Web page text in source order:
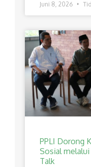
Juni 8, 2026
PPLI Dorong
Sosial
Talk